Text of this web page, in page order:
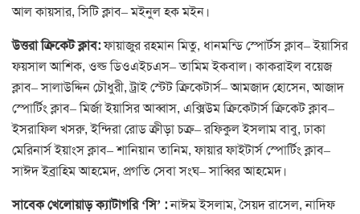
আল কায়সার, সিটি ক্লাব– মইনুল হক মইন।
উত্তরা ক্রিকেট ক্লাব:ফায়াজুর রহমান মিতু, ধানমন্ডি স্পোর্টস ক্লাব– ইয়াসির
ফয়সাল আশিক, ওল্ড ডিওএইচএস– তামিম ইকবাল। কাকরাইল বয়েজ
ক্লাব– সালাউদ্দিন চৌধুরী, ট্রাই স্টেট ক্রিকেটার্স– আমজাদ হোসেন, আজাদ
স্পোর্টিং ক্লাব– মির্জা ইয়াসির আব্বাস, এক্সিউম ক্রিকেটার্স ক্রিকেট ক্লাব–
ইসরাফিল খসরু, ইন্দিরা রোড ক্রীড়া চক্র– রফিকুল ইসলাম বাবু, ঢাকা
মেরিনার্স ইয়াংস ক্লাব– শানিয়ান তানিম, ফায়ার ফাইটার্স স্পোর্টিং ক্লাব–
সাঈদ ইব্রাহিম আহমেদ, প্রগতি সেবা সংঘ– সাব্বির আহমেদ।
সাবেক খেলোয়াড় ক্যাটাগরি ‘সি’ :নাঈম ইসলাম, সৈয়দ রাসেল, নাদিফ